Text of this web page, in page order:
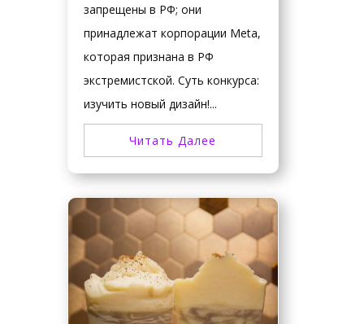
запрещены в РФ; они
принадлежат корпорации Meta,
которая признана в РФ
экстремистской. Суть конкурса:
изучить новый дизайн!...
Читать Далее